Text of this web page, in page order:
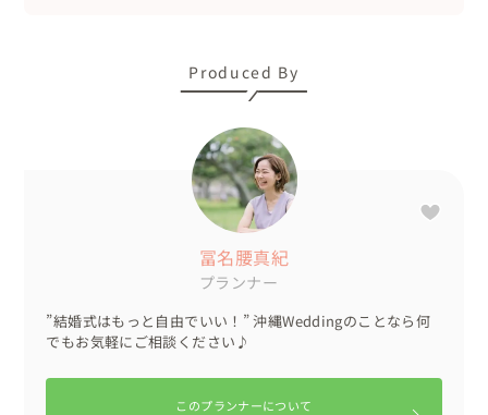
実は、新郎のお母様は、沖縄のホテルにお勤めで、これま
で多くの結婚式をご覧になってました。
そんなお母様から、「こんな結婚式は初めてで、沖縄でこ
んなに自由にウェディングができることを知ってほしいか
ら、冨名腰さんのことをもっと広めます！」と嬉しいお言
葉をいただき、胸がいっぱいになりました。
さらに、県外のゲストの方からは、「もう1回結婚式がで
きるなら沖縄で冨名腰さんにお願いしてやりたい。」
「こんなに温かくて楽しくて、夕日はうっとりするほど美
しく、今日は心底幸せでしたと」おっしゃっていただきま
Produced By
冨名腰真紀
プランナー
”結婚式はもっと自由でいい！” 沖縄Weddingのことなら何
でもお気軽にご相談ください♪
このプランナーについて